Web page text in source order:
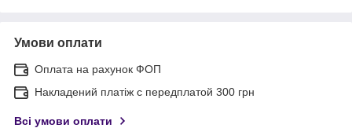
Умови оплати
Оплата на рахунок ФОП
Накладений платіж с передплатой 300 грн
Всі умови оплати